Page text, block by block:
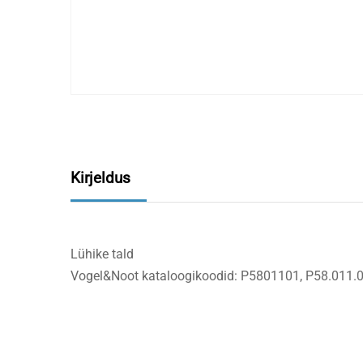
Kirjeldus
Lühike tald
Vogel&Noot kataloogikoodid: P5801101,